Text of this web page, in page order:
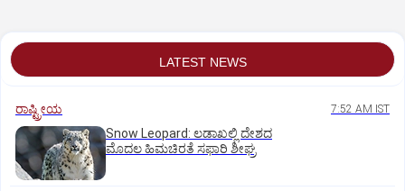
LATEST NEWS
ರಾಷ್ಟ್ರೀಯ 7:52 AM IST
Snow Leopard: ಲಡಾಖಲ್ಲಿ ದೇಶದ
ಮೊದಲ ಹಿಮಚಿರತೆ ಸಫಾರಿ ಶೀಘ್ರ